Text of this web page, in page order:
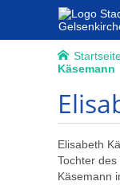
Käsemann
Elisabeth
Tochter
Käsemann